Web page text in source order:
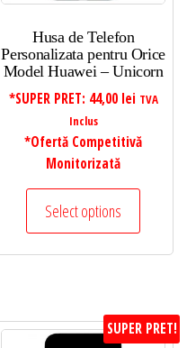
Husa de Telefon
Personalizata pentru Orice
Model Huawei – Unicorn
*SUPER PRET: 44,00 lei TVA
Inclus
*Ofertă Competitivă
Monitorizată
Select options
SUPER PRET!